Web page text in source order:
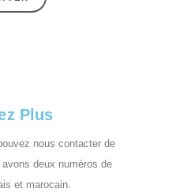
Plus
nous contacter de
deux numéros de
et marocain.